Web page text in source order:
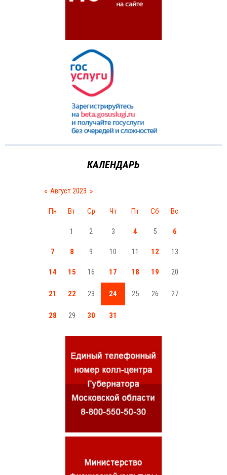
КАЛЕНДАРЬ
« Август 2023 »
Пн Вт Ср Чт Пт Сб Вс
1 2 3 4 5 6
7 8 9 10 11 12 13
14 15 16 17 18 19 20
21 22 23 24 25 26 27
28 29 30 31